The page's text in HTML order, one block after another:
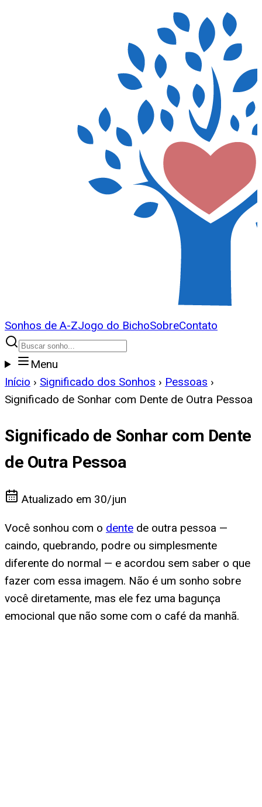
Sonhos de A-ZJogo do BichoSobreContato
Menu
Início › Significado dos Sonhos › Pessoas ›
Significado de Sonhar com Dente de Outra Pessoa
Significado de Sonhar com Dente
de Outra Pessoa
Atualizado em 30/jun
Você sonhou com o dente de outra pessoa —
caindo, quebrando, podre ou simplesmente
diferente do normal — e acordou sem saber o que
fazer com essa imagem. Não é um sonho sobre
você diretamente, mas ele fez uma bagunça
emocional que não some com o café da manhã.